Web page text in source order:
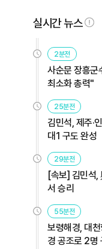
실시간 뉴스
2분전
사순문 장흥군
최소화 총력"
25분전
김민석, 제주·
대1 구도 완성
29분전
[속보] 김민석,
서 승리
55분전
보령해경, 대
경 공조로 2명